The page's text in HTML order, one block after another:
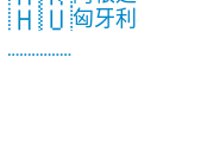
🇭🇺匈牙利